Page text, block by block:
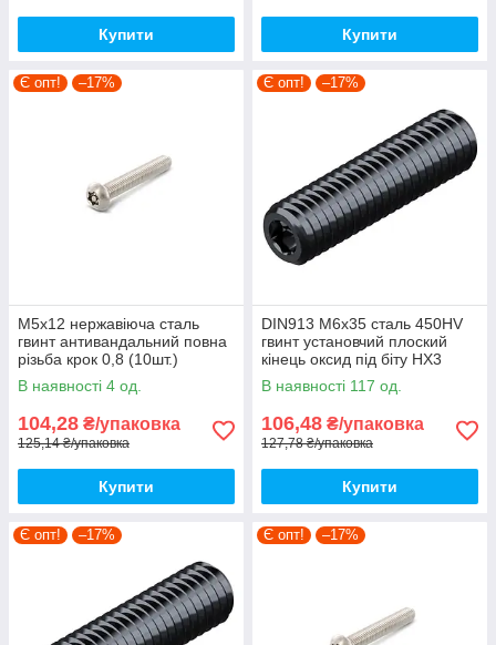
Купити Купити
Є опт! –17%
М5х12 нержавіюча сталь
гвинт антивандальний повна
різьба крок 0,8 (10шт.)
[VN5M500VN5M5501200]
напівкругла TORX25 Metalvis
В наявності 4 од.
104,28 ₴/упаковка
125,14 ₴/упаковка
Купити
Є опт! –17%
DIN913 М6х35 сталь 450HV
гвинт установчий плоский
кінець оксид під біту HX3
(10шт.)
[9800P0000986035000]
В наявності 117 од.
106,48 ₴/упаковка
127,78 ₴/упаковка
Купити
Є опт! –17% Є опт! –17%